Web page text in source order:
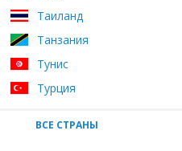
Таиланд
Танзания
Тунис
Турция
ВСЕ СТРАНЫ